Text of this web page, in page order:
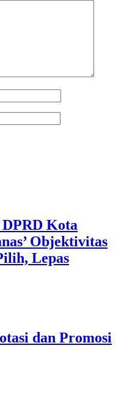
Kota
Objektivitas
Lepas
dan Promosi